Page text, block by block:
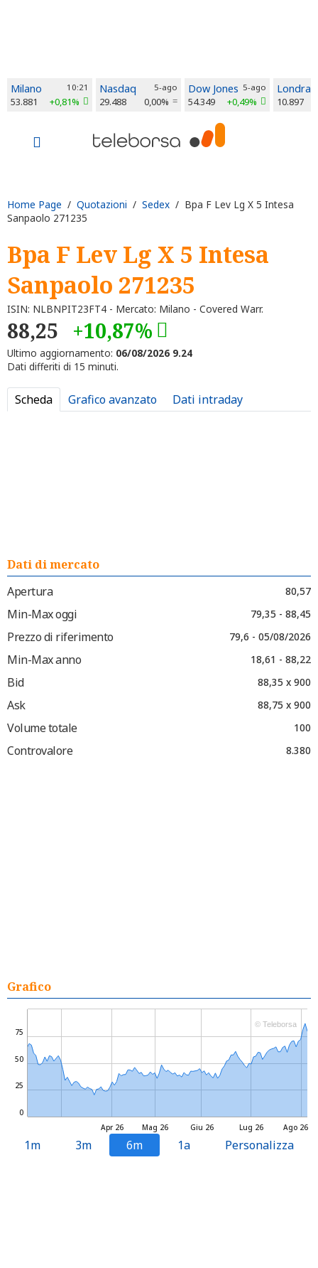
Milano 10:21
53.881 +0,81%
Nasdaq 5-ago
29.488 0,00%
Dow Jones 5-ago
54.349 +0,49%
Londra
10.897
Home Page / Quotazioni / Sedex / Bpa F Lev Lg X 5 Intesa
Sanpaolo 271235
Bpa F Lev Lg X 5 Intesa
Sanpaolo 271235
ISIN: NLBNPIT23FT4 - Mercato: Milano - Covered Warr.
88,25 +10,87%
Ultimo aggiornamento: 06/08/2026 9.24
Dati differiti di 15 minuti.
Scheda Grafico avanzato Dati intraday
Dati di mercato
Apertura
80,57
Min-Max oggi 79,35 - 88,45
Prezzo di riferimento 79,6 - 05/08/2026
Min-Max anno 18,61 - 88,22
Bid 88,35 x 900
Ask 88,75 x 900
Volume totale 100
Controvalore 8.380
Grafico
Mag 26 Lug 26
Apr 26 Giu 26 Ago 26
0
25
50
75
© Teleborsa
1m 3m 6m 1a Personalizza